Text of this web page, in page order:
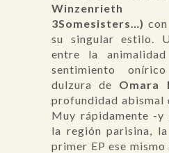
3Somesisters…)
su singular estilo.
entre la
sentimiento
dulzura de Omara
profundidad abismal
Muy rápidamente -y
la región parisina,
primer EP ese